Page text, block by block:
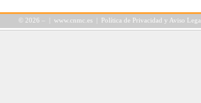
© 2026 – | www.cnmc.es| Política de Privacidad y Aviso Legal